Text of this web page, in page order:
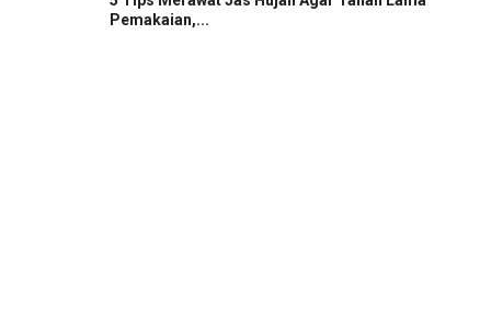
Pemakaian,...